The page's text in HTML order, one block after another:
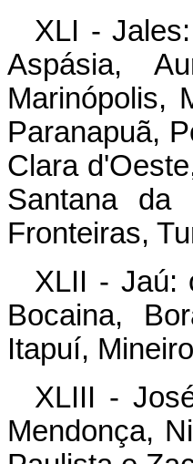
XLI -
Aspásia,
Marinópolis,
Paranapuã,
Clara
Santana da
Fronteiras,
XLII - Jaú:
Bocaina,
Itapuí,
XLIII -
Mendonça,